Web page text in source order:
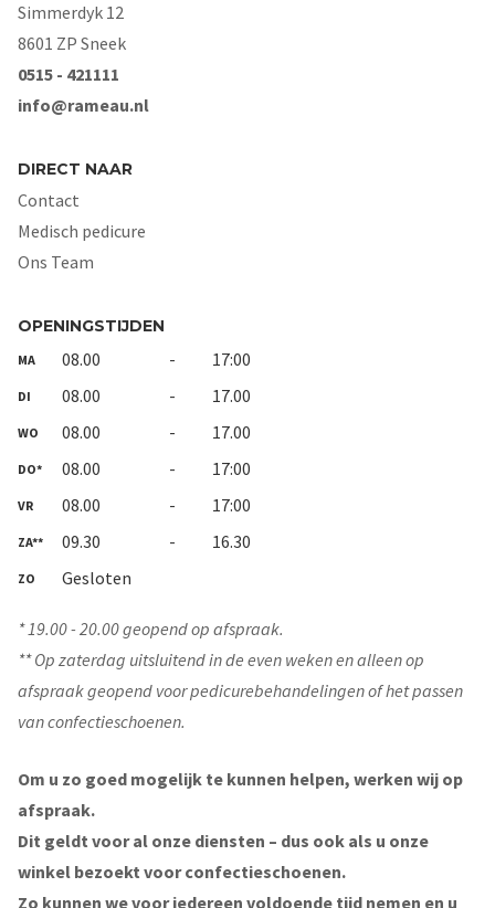
Simmerdyk 12
8601 ZP Sneek
0515 - 421111
info@rameau.nl
DIRECT NAAR
Contact
Medisch pedicure
Ons Team
OPENINGSTIJDEN
MA 08.00 - 17:00
DI 08.00 - 17.00
WO 08.00 - 17.00
DO* 08.00 - 17:00
VR 08.00 - 17:00
ZA** 09.30 - 16.30
ZO Gesloten
* 19.00 - 20.00 geopend op afspraak.
** Op zaterdag uitsluitend in de even weken en alleen op
afspraak geopend voor pedicurebehandelingen of het passen
van confectieschoenen.
Om u zo goed mogelijk te kunnen helpen, werken wij op
afspraak.
Dit geldt voor al onze diensten – dus ook als u onze
winkel bezoekt voor confectieschoenen.
Zo kunnen we voor iedereen voldoende tijd nemen en u